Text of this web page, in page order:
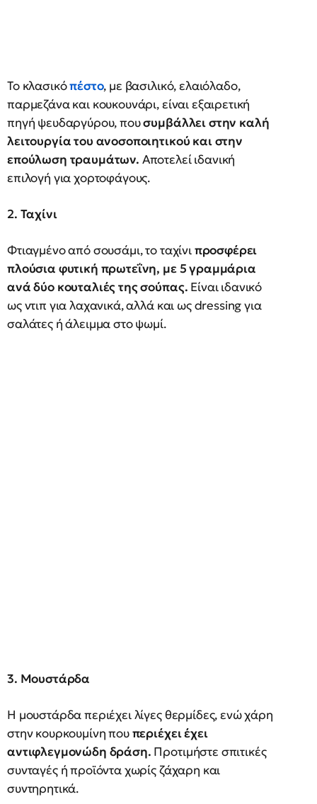
Το κλασικόπέστο, με βασιλικό, ελαιόλαδο,
παρμεζάνα και κουκουνάρι, είναι εξαιρετική
πηγή ψευδαργύρου, πουσυμβάλλει στην καλή
λειτουργία του ανοσοποιητικού και στην
επούλωση τραυμάτων. Αποτελεί ιδανική
επιλογή για χορτοφάγους.
2. Ταχίνι
Φτιαγμένο από σουσάμι, το ταχίνιπροσφέρει
πλούσια φυτική πρωτεΐνη, με 5 γραμμάρια
ανά δύο κουταλιές της σούπας. Είναι ιδανικό
ως ντιπ για λαχανικά, αλλά και ως dressing για
σαλάτες ή άλειμμα στο ψωμί.
3. Μουστάρδα
Η μουστάρδα περιέχει λίγες θερμίδες, ενώ χάρη
στην κουρκουμίνη πουπεριέχει έχει
αντιφλεγμονώδη δράση. Προτιμήστε σπιτικές
συνταγές ή προϊόντα χωρίς ζάχαρη και
συντηρητικά.